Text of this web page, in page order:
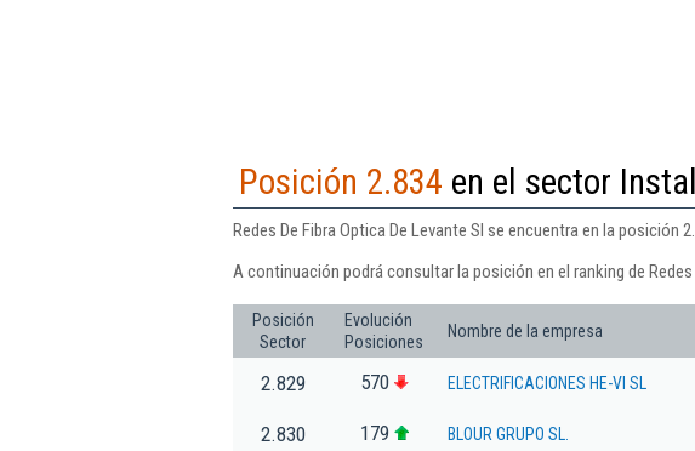
Posición 2.834 en el sector
Redes De Fibra Optica De Levante Sl se encuentra en la posición
A continuación podrá consultar la posición en el ranking de
Posición
Sector
Evolución
Posiciones
Nombre de la empresa
2.829 570 ELECTRIFICACIONES HE-VI SL
2.830 179 BLOUR GRUPO SL.